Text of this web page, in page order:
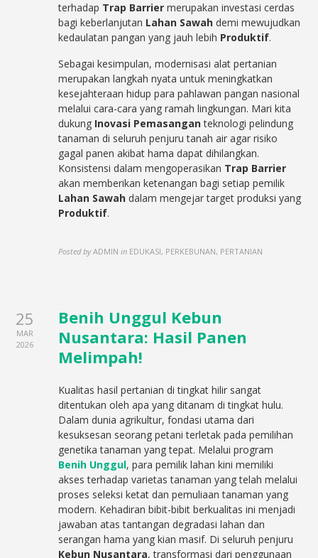
terhadap Trap Barrier merupakan investasi cerdas
bagi keberlanjutan Lahan Sawah demi mewujudkan
kedaulatan pangan yang jauh lebih Produktif.
Sebagai kesimpulan, modernisasi alat pertanian
merupakan langkah nyata untuk meningkatkan
kesejahteraan hidup para pahlawan pangan nasional
melalui cara-cara yang ramah lingkungan. Mari kita
dukung Inovasi Pemasanganteknologi pelindung
tanaman di seluruh penjuru tanah air agar risiko
gagal panen akibat hama dapat dihilangkan.
Konsistensi dalam mengoperasikan Trap Barrier
akan memberikan ketenangan bagi setiap pemilik
Lahan Sawah dalam mengejar target produksi yang
Produktif.
Posted by ADMIN in EDUKASI, PERKEBUNAN, PERTANIAN
25
MAR
2026
Benih Unggul Kebun
Nusantara: Hasil Panen
Melimpah!
Kualitas hasil pertanian di tingkat hilir sangat
ditentukan oleh apa yang ditanam di tingkat hulu.
Dalam dunia agrikultur, fondasi utama dari
kesuksesan seorang petani terletak pada pemilihan
genetika tanaman yang tepat. Melalui program
Benih Unggul, para pemilik lahan kini memiliki
akses terhadap varietas tanaman yang telah melalui
proses seleksi ketat dan pemuliaan tanaman yang
modern. Kehadiran bibit-bibit berkualitas ini menjadi
jawaban atas tantangan degradasi lahan dan
serangan hama yang kian masif. Di seluruh penjuru
Kebun Nusantara, transformasi dari penggunaan